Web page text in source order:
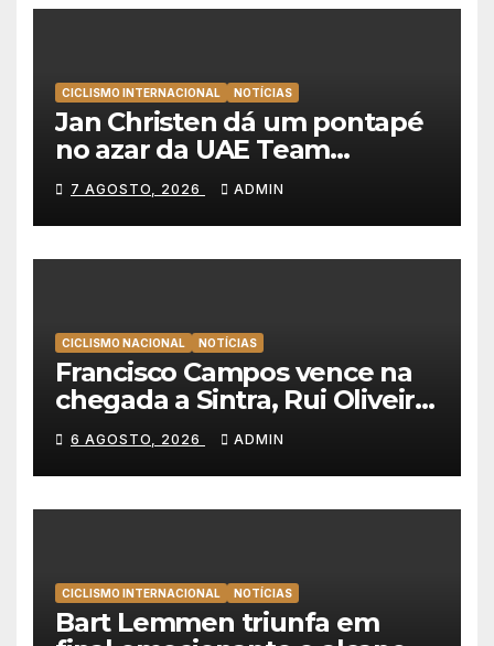
CICLISMO INTERNACIONAL NOTÍCIAS
Jan Christen dá um pontapé
no azar da UAE Team
Emirates e vence na Volta a
Polónia
7 AGOSTO, 2026 ADMIN
CICLISMO NACIONAL NOTÍCIAS
Francisco Campos vence na
chegada a Sintra, Rui Oliveira
veste de amarelo na Volta a
Portugal
6 AGOSTO, 2026 ADMIN
CICLISMO INTERNACIONAL NOTÍCIAS
Bart Lemmen triunfa em